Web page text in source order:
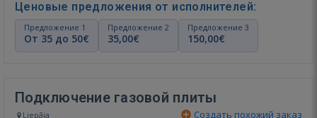
Ценовые предложения от исполнителей:
Предложение 1
От 35 до 50€
Предложение 2
35,00€
Предложение 3
150,00€
Подключение газовой плиты
Liepāja Создать похожий заказ